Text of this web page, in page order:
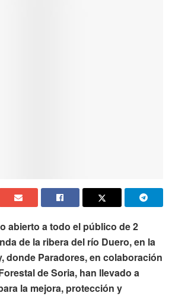
abierto a todo el público de 2
de la ribera del río Duero, en la
donde Paradores, en colaboración
de Soria, han llevado a
la mejora, protección y